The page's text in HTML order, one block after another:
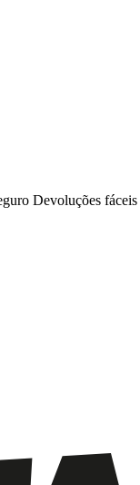
Devoluções fáceis